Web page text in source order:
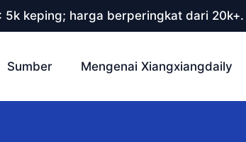
5k keping; harga berperingkat dari
Sumber Mengenai Xiangxiangdaily